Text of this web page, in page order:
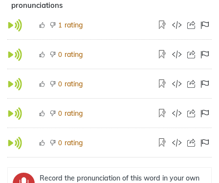
pronunciations
1 rating
0 rating
0 rating
0 rating
0 rating
Record the pronunciation of this word in your own